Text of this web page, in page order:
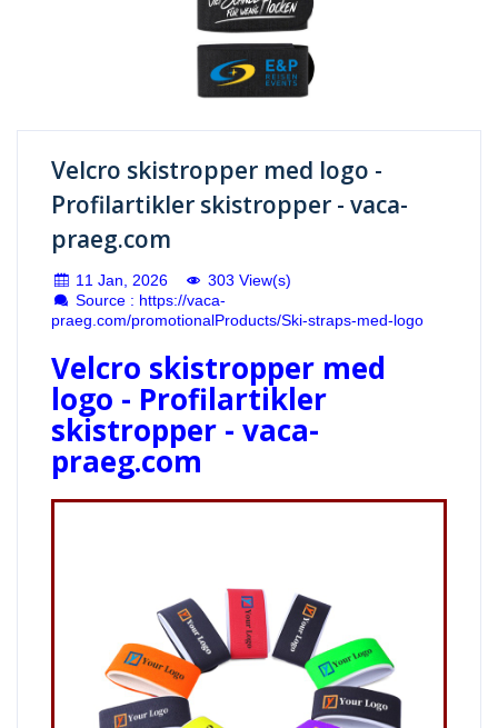
Velcro skistropper med logo -
Profilartikler skistropper - vaca-
praeg.com
11 Jan, 2026
303 View(s)
Source : https://vaca-
praeg.com/promotionalProducts/Ski-straps-med-logo
Velcro skistropper med
logo - Profilartikler
skistropper - vaca-
praeg.com